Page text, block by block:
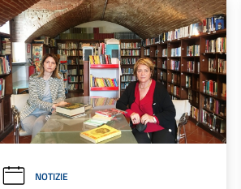
NOTIZIE